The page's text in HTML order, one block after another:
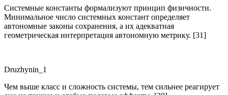
Системные константы формализуют принцип физичности.
Минимальное число системных констант определяет
автономные законы сохранения, а их адекватная
геометрическая интерпретация автономную метрику. [31]
Druzhynin_1
Чем выше класс и сложность сиcтемы, тем сильнее реагирует